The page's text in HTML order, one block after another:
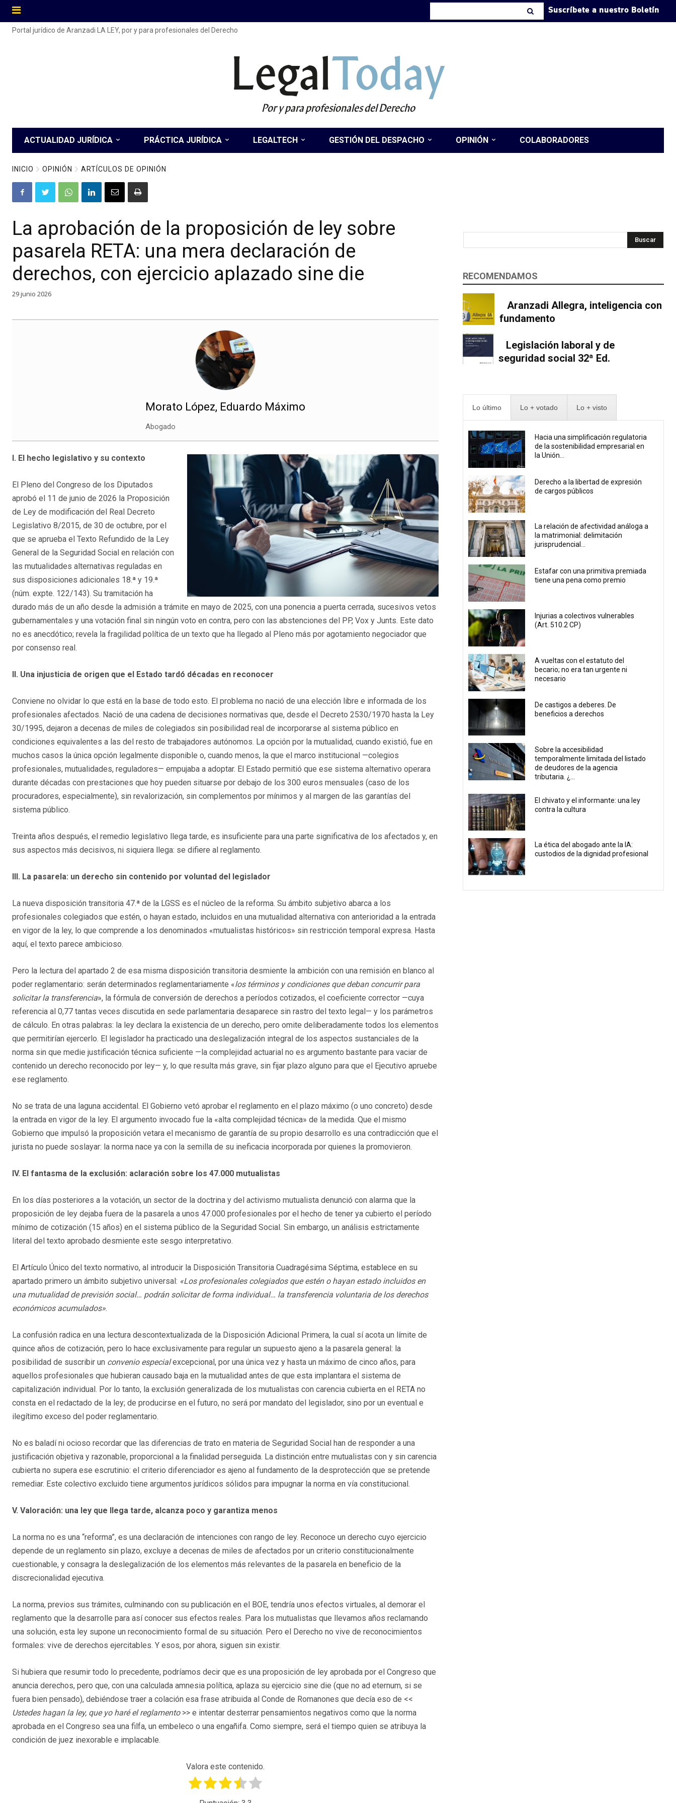
Suscríbete a nuestro Boletín
Portal jurídico de Aranzadi LA LEY, por y para profesionales del Derecho
LegalToday
Por y para profesionales del Derecho
ACTUALIDAD JURÍDICA PRÁCTICA JURÍDICA LEGALTECH GESTIÓN DEL DESPACHO OPINIÓN COLABORADORES
INICIO OPINIÓN ARTÍCULOS DE OPINIÓN
La aprobación de la proposición de ley sobre
pasarela RETA: una mera declaración de
derechos, con ejercicio aplazado sine die
29 junio 2026
Morato López, Eduardo Máximo
Abogado
I. El hecho legislativo y su contexto
El Pleno del Congreso de los Diputados
aprobó el 11 de junio de 2026 la Proposición
de Ley de modificación del Real Decreto
Legislativo 8/2015, de 30 de octubre, por el
que se aprueba el Texto Refundido de la Ley
General de la Seguridad Social en relación con
las mutualidades alternativas reguladas en
sus disposiciones adicionales 18.ª y 19.ª
(núm. expte. 122/143). Su tramitación ha
durado más de un año desde la admisión a trámite en mayo de 2025, con una ponencia a puerta cerrada, sucesivos vetos
gubernamentales y una votación final sin ningún voto en contra, pero con las abstenciones del PP, Vox y Junts. Este dato
no es anecdótico; revela la fragilidad política de un texto que ha llegado al Pleno más por agotamiento negociador que
por consenso real.
II. Una injusticia de origen que el Estado tardó décadas en reconocer
Conviene no olvidar lo que está en la base de todo esto. El problema no nació de una elección libre e informada de los
profesionales afectados. Nació de una cadena de decisiones normativas que, desde el Decreto 2530/1970 hasta la Ley
30/1995, dejaron a decenas de miles de colegiados sin posibilidad real de incorporarse al sistema público en
condiciones equivalentes a las del resto de trabajadores autónomos. La opción por la mutualidad, cuando existió, fue en
muchos casos la única opción legalmente disponible o, cuando menos, la que el marco institucional —colegios
profesionales, mutualidades, reguladores— empujaba a adoptar. El Estado permitió que ese sistema alternativo operara
durante décadas con prestaciones que hoy pueden situarse por debajo de los 300 euros mensuales (caso de los
procuradores, especialmente), sin revalorización, sin complementos por mínimos y al margen de las garantías del
sistema público.
Treinta años después, el remedio legislativo llega tarde, es insuficiente para una parte significativa de los afectados y, en
sus aspectos más decisivos, ni siquiera llega: se difiere al reglamento.
III. La pasarela: un derecho sin contenido por voluntad del legislador
La nueva disposición transitoria 47.ª de la LGSS es el núcleo de la reforma. Su ámbito subjetivo abarca a los
profesionales colegiados que estén, o hayan estado, incluidos en una mutualidad alternativa con anterioridad a la entrada
en vigor de la ley, lo que comprende a los denominados «mutualistas históricos» sin restricción temporal expresa. Hasta
aquí, el texto parece ambicioso.
Pero la lectura del apartado 2 de esa misma disposición transitoria desmiente la ambición con una remisión en blanco al
poder reglamentario: serán determinados reglamentariamente «los términos y condiciones que deban concurrir para
solicitar la transferencia», la fórmula de conversión de derechos a períodos cotizados, el coeficiente corrector —cuya
referencia al 0,77 tantas veces discutida en sede parlamentaria desaparece sin rastro del texto legal— y los parámetros
de cálculo. En otras palabras: la ley declara la existencia de un derecho, pero omite deliberadamente todos los elementos
que permitirían ejercerlo. El legislador ha practicado una deslegalización integral de los aspectos sustanciales de la
norma sin que medie justificación técnica suficiente —la complejidad actuarial no es argumento bastante para vaciar de
contenido un derecho reconocido por ley— y, lo que resulta más grave, sin fijar plazo alguno para que el Ejecutivo apruebe
ese reglamento.
No se trata de una laguna accidental. El Gobierno vetó aprobar el reglamento en el plazo máximo (o uno concreto) desde
la entrada en vigor de la ley. El argumento invocado fue la «alta complejidad técnica» de la medida. Que el mismo
Gobierno que impulsó la proposición vetara el mecanismo de garantía de su propio desarrollo es una contradicción que el
jurista no puede soslayar: la norma nace ya con la semilla de su ineficacia incorporada por quienes la promovieron.
IV. El fantasma de la exclusión: aclaración sobre los 47.000 mutualistas
En los días posteriores a la votación, un sector de la doctrina y del activismo mutualista denunció con alarma que la
proposición de ley dejaba fuera de la pasarela a unos 47.000 profesionales por el hecho de tener ya cubierto el período
mínimo de cotización (15 años) en el sistema público de la Seguridad Social. Sin embargo, un análisis estrictamente
literal del texto aprobado desmiente este sesgo interpretativo.
El Artículo Único del texto normativo, al introducir la Disposición Transitoria Cuadragésima Séptima, establece en su
apartado primero un ámbito subjetivo universal: «Los profesionales colegiados que estén o hayan estado incluidos en
una mutualidad de previsión social… podrán solicitar de forma individual… la transferencia voluntaria de los derechos
económicos acumulados».
La confusión radica en una lectura descontextualizada de la Disposición Adicional Primera, la cual sí acota un límite de
quince años de cotización, pero lo hace exclusivamente para regular un supuesto ajeno a la pasarela general: la
posibilidad de suscribir un convenio especialexcepcional, por una única vez y hasta un máximo de cinco años, para
aquellos profesionales que hubieran causado baja en la mutualidad antes de que esta implantara el sistema de
capitalización individual. Por lo tanto, la exclusión generalizada de los mutualistas con carencia cubierta en el RETA no
consta en el redactado de la ley; de producirse en el futuro, no será por mandato del legislador, sino por un eventual e
ilegítimo exceso del poder reglamentario.
No es baladí ni ocioso recordar que las diferencias de trato en materia de Seguridad Social han de responder a una
justificación objetiva y razonable, proporcional a la finalidad perseguida. La distinción entre mutualistas con y sin carencia
cubierta no supera ese escrutinio: el criterio diferenciador es ajeno al fundamento de la desprotección que se pretende
remediar. Este colectivo excluido tiene argumentos jurídicos sólidos para impugnar la norma en vía constitucional.
V. Valoración: una ley que llega tarde, alcanza poco y garantiza menos
La norma no es una “reforma”, es una declaración de intenciones con rango de ley. Reconoce un derecho cuyo ejercicio
depende de un reglamento sin plazo, excluye a decenas de miles de afectados por un criterio constitucionalmente
cuestionable, y consagra la deslegalización de los elementos más relevantes de la pasarela en beneficio de la
discrecionalidad ejecutiva.
La norma, previos sus trámites, culminando con su publicación en el BOE, tendría unos efectos virtuales, al demorar el
reglamento que la desarrolle para así conocer sus efectos reales. Para los mutualistas que llevamos años reclamando
una solución, esta ley supone un reconocimiento formal de su situación. Pero el Derecho no vive de reconocimientos
formales: vive de derechos ejercitables. Y esos, por ahora, siguen sin existir.
Si hubiera que resumir todo lo precedente, podríamos decir que es una proposición de ley aprobada por el Congreso que
anuncia derechos, pero que, con una calculada amnesia política, aplaza su ejercicio sine die (que no ad eternum, si se
fuera bien pensado), debiéndose traer a colación esa frase atribuida al Conde de Romanones que decía eso de <<
Ustedes hagan la ley, que yo haré el reglamento >> e intentar desterrar pensamientos negativos como que la norma
aprobada en el Congreso sea una filfa, un embeleco o una engañifa. Como siempre, será el tiempo quien se atribuya la
condición de juez inexorable e implacable.
Valora este contenido.
Buscar
RECOMENDAMOS
Aranzadi Allegra, inteligencia con
fundamento
Legislación laboral y de
seguridad social 32ª Ed.
Lo último Lo + votado Lo + visto
Hacia una simplificación regulatoria
de la sostenibilidad empresarial en
la Unión...
Derecho a la libertad de expresión
de cargos públicos
La relación de afectividad análoga a
la matrimonial: delimitación
jurisprudencial...
Estafar con una primitiva premiada
tiene una pena como premio
Injurias a colectivos vulnerables
(Art. 510.2 CP)
A vueltas con el estatuto del
becario; no era tan urgente ni
necesario
De castigos a deberes. De
beneficios a derechos
Sobre la accesibilidad
temporalmente limitada del listado
de deudores de la agencia
tributaria. ¿...
El chivato y el informante: una ley
contra la cultura
La ética del abogado ante la IA:
custodios de la dignidad profesional